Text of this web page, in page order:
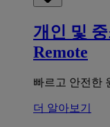
개인 및
Remote
빠르고 안전한
더 알아보기